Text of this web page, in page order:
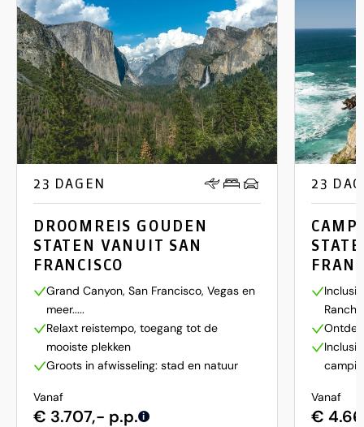
23 DAGEN
DROOMREIS GOUDEN
STATEN VANUIT SAN
FRANCISCO
Grand Canyon, San Francisco, Vegas en
meer.....
Relaxt reistempo, toegang tot de
mooiste plekken
Groots in afwisseling: stad en natuur
Vanaf
€ 3.707,- p.p. i
23
Ranch!
Vanaf
€